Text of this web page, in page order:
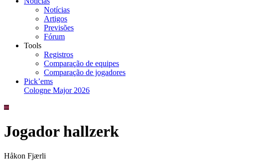
Notícias
Artigos
Previsões
Fórum
Tools
Registros
Comparação de equipes
Comparação de jogadores
Pick’ems
Cologne Major 2026
Jogador hallzerk
Håkon Fjærli